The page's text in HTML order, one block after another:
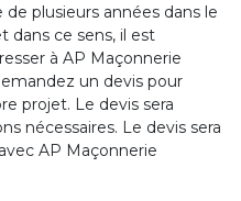
plusieurs années dans le
dans ce sens, il est
à AP Maçonnerie
un devis pour
projet. Le devis sera
nécessaires. Le devis sera
AP Maçonnerie